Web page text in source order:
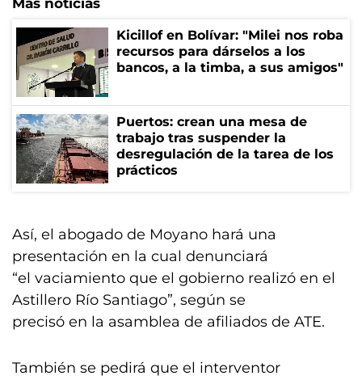
Más noticias
Kicillof en Bolívar: "Milei nos roba
recursos para dárselos a los
bancos, a la timba, a sus amigos"
Puertos: crean una mesa de
trabajo tras suspender la
desregulación de la tarea de los
prácticos
Así, el abogado de Moyano hará una
presentación en la cual denunciará
“el vaciamiento que el gobierno realizó en el
Astillero Río Santiago”, según se
precisó en la asamblea de afiliados de ATE.
También se pedirá que el interventor